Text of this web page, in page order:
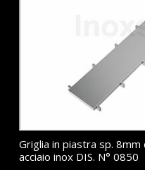
Griglia in piastra sp.
acciaio inox DIS. N° 0850